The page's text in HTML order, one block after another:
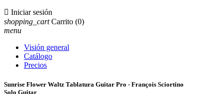
 Iniciar sesión
shopping_cart Carrito (0)
menu
Visión general
Catálogo
Precios
Sunrise Flower Waltz Tablatura Guitar Pro - François Sciortino
Solo Guitar